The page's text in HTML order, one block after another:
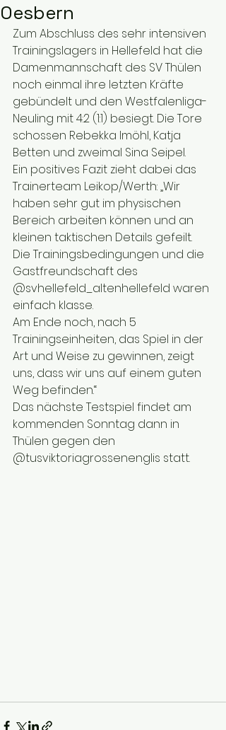
Oesbern
Zum Abschluss des sehr intensiven
Trainingslagers in Hellefeld hat die
Damenmannschaft des SV Thülen
noch einmal ihre letzten Kräfte
gebündelt und den Westfalenliga-
Neuling mit 4:2 (1:1) besiegt. Die Tore
schossen Rebekka Imöhl, Katja
Betten und zweimal Sina Seipel.
Ein positives Fazit zieht dabei das
Trainerteam Leikop/Werth: „Wir
haben sehr gut im physischen
Bereich arbeiten können und an
kleinen taktischen Details gefeilt.
Die Trainingsbedingungen und die
Gastfreundschaft des
@svhellefeld_altenhellefeld waren
einfach klasse.
Am Ende noch, nach 5
Trainingseinheiten, das Spiel in der
Art und Weise zu gewinnen, zeigt
uns, dass wir uns auf einem guten
Weg befinden.“
Das nächste Testspiel findet am
kommenden Sonntag dann in
Thülen gegen den
@tusviktoriagrossenenglis statt.